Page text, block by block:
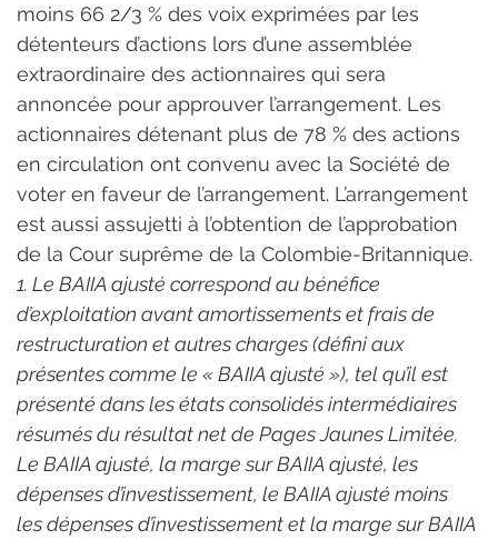
moins 66 2/3 % des voix exprimées par les
détenteurs d’actions lors d’une assemblée
extraordinaire des actionnaires qui sera
annoncée pour approuver l’arrangement. Les
actionnaires détenant plus de 78 % des actions
en circulation ont convenu avec la Société de
voter en faveur de l’arrangement. L’arrangement
est aussi assujetti à l’obtention de l’approbation
de la Cour suprême de la Colombie-Britannique.
1. Le BAIIA ajusté correspond au bénéfice
d’exploitation avant amortissements et frais de
restructuration et autres charges (défini aux
présentes comme le « BAIIA ajusté »), tel qu’il est
présenté dans les états consolidés intermédiaires
résumés du résultat net de Pages Jaunes Limitée.
Le BAIIA ajusté, la marge sur BAIIA ajusté, les
dépenses d’investissement, le BAIIA ajusté moins
les dépenses d’investissement et la marge sur BAIIA